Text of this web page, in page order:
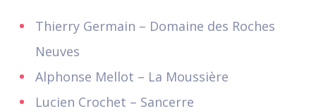
Thierry Germain – Domaine des Roches
Neuves
Alphonse Mellot – La Moussière
Lucien Crochet – Sancerre